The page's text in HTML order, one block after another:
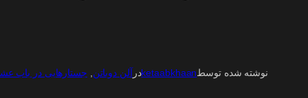
نوشته شده توسطketaabkhaanدر آلن دوباتن, جستارهایی در باب